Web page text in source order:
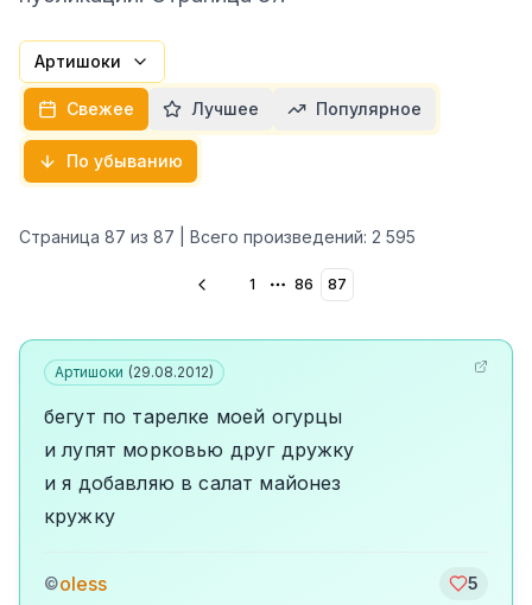
Артишоки
Свежее Лучшее Популярное
По убыванию
Страница 87 из 87 | Всего произведений: 2 595
1 More pages
86 87
Артишоки (29.08.2012)
бегут по тарелке моей огурцы
и лупят морковью друг дружку
и я добавляю в салат майонез
кружку
©oless 5